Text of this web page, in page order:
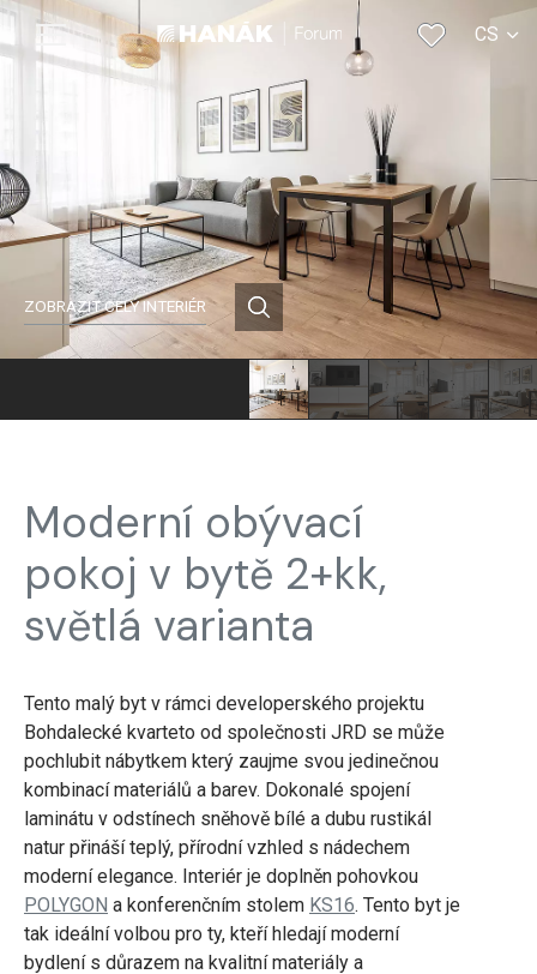
CS
ZOBRAZIT CELÝ INTERIÉR
Moderní obývací
pokoj v bytě 2+kk,
světlá varianta
Tento malý byt v rámci developerského projektu
Bohdalecké kvarteto od společnosti JRD se může
pochlubit nábytkem který zaujme svou jedinečnou
kombinací materiálů a barev. Dokonalé spojení
laminátu v odstínech sněhově bílé a dubu rustikál
natur přináší teplý, přírodní vzhled s nádechem
moderní elegance. Interiér je doplněn pohovkou
POLYGON a konferenčním stolem KS16. Tento byt je
tak ideální volbou pro ty, kteří hledají moderní
bydlení s důrazem na kvalitní materiály a